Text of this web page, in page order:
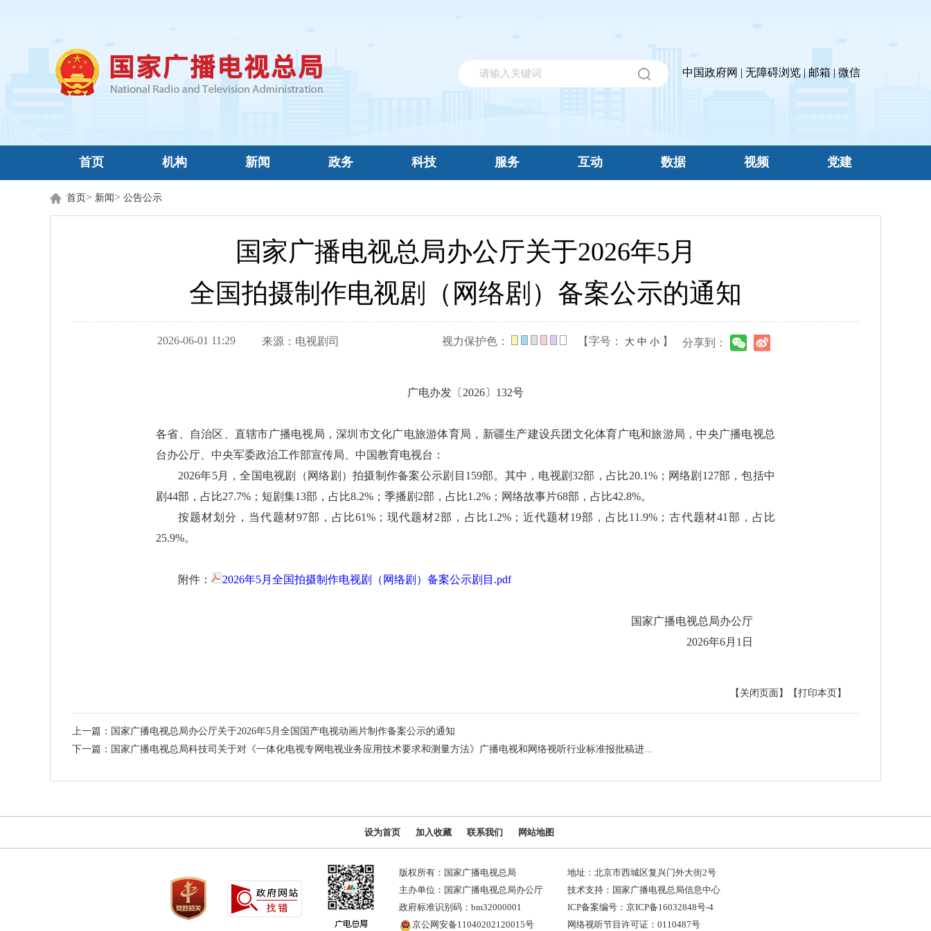
中国政府网 | 无障碍浏览|邮箱 |微信
首页 机构 新闻 政务 科技 服务 互动 数据 视频 党建
首页> 新闻 > 公告公示
国家广播电视总局办公厅关于2026年5月
全国拍摄制作电视剧（网络剧）备案公示的通知
2026-06-01 11:29 来源： 电视剧司 视力保护色： 【字号： 大 中 小 】 分享到：
广电办发〔2026〕132号
各省、自治区、直辖市广播电视局，深圳市文化广电旅游体育局，新疆生产建设兵团文化体育广电和旅游局，中央广播电视总
台办公厅、中央军委政治工作部宣传局、中国教育电视台：
2026年5月，全国电视剧（网络剧）拍摄制作备案公示剧目159部。其中，电视剧32部，占比20.1%；网络剧127部，包括中
剧44部，占比27.7%；短剧集13部，占比8.2%；季播剧2部，占比1.2%；网络故事片68部，占比42.8%。
按题材划分，当代题材97部，占比61%；现代题材2部，占比1.2%；近代题材19部，占比11.9%；古代题材41部，占比
25.9%。
附件： 2026年5月全国拍摄制作电视剧（网络剧）备案公示剧目.pdf
国家广播电视总局办公厅
2026年6月1日
【打印本页】
【关闭页面】
上一篇：国家广播电视总局办公厅关于2026年5月全国国产电视动画片制作备案公示的通知
下一篇：国家广播电视总局科技司关于对《一体化电视专网电视业务应用技术要求和测量方法》广播电视和网络视听行业标准报批稿进...
设为首页 加入收藏 联系我们 网站地图
版权所有：国家广播电视总局
主办单位：国家广播电视总局办公厅
政府标准识别码：bm32000001
京公网安备11040202120015号
地址：北京市西城区复兴门外大街2号
技术支持：国家广播电视总局信息中心
ICP备案编号：京ICP备16032848号-4
网络视听节目许可证：0110487号